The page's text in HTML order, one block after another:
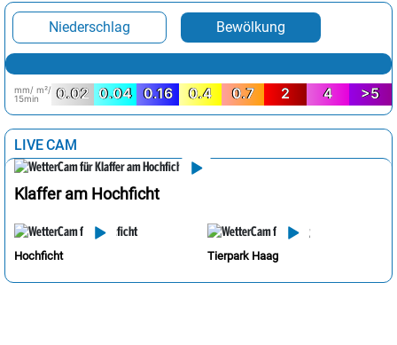
Niederschlag Bewölkung
mm/ m²/
15min
0.02 0.04 0.16 0.4 0.7 2 4 >5
LIVE CAM
Klaffer am Hochficht
Hochficht Tierpark Haag